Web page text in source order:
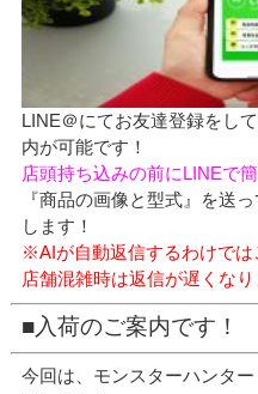
LINE＠にてお友達登録をし
内が可能です！
店頭持ち込みの前にLINEで
『商品の画像と型式』を送
します！
※AIが自動返信するわけで
店舗混雑時は返信が遅くな
■入荷のご案内です！
今回は、モンスターハンタ